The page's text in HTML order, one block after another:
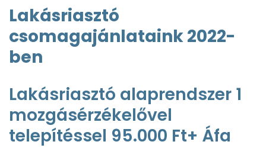
Lakásriasztó
csomagajánlataink 2022-
ben
Lakásriasztó alaprendszer 1
mozgásérzékelővel
telepítéssel 95.000 Ft+ Áfa